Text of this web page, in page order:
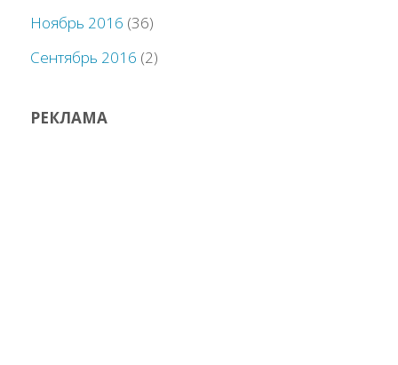
Ноябрь 2016 (36)
Сентябрь 2016 (2)
РЕКЛАМА